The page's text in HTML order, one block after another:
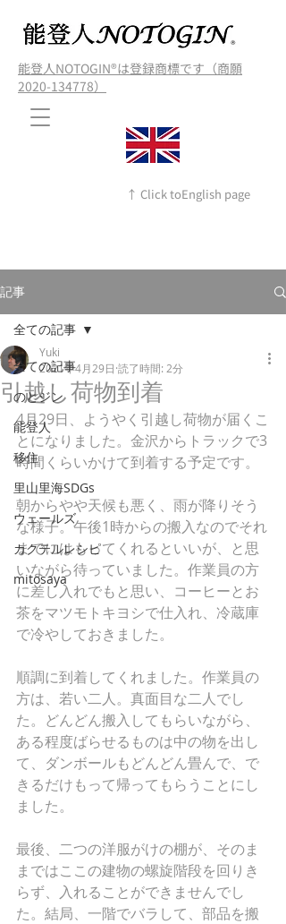
能登人NOTOGIN®️は登録商標です（商願
2020-134778）
↑ Click toEnglish page
記事
全ての記事
のとジン
能登人
移住
里山里海SDGs
ウェールズ
カクテルレシピ
mitosaya
全ての記事
引越し荷物到着
Yuki
2021年4月29日 読了時間: 2分
4月29日、ようやく引越し荷物が届くこ
とになりました。金沢からトラックで3
時間くらいかけて到着する予定です。
朝からやや天候も悪く、雨が降りそう
な様子。午後1時からの搬入なのでそれ
までにはもってくれるといいが、と思
いながら待っていました。作業員の方
に差し入れでもと思い、コーヒーとお
茶をマツモトキヨシで仕入れ、冷蔵庫
で冷やしておきました。
順調に到着してくれました。作業員の
方は、若い二人。真面目な二人でし
た。どんどん搬入してもらいながら、
ある程度ばらせるものは中の物を出し
て、ダンボールもどんどん畳んで、で
きるだけもって帰ってもらうことにし
ました。
最後、二つの洋服がけの棚が、そのま
まではここの建物の螺旋階段を回りき
らず、入れることができませんでし
た。結局、一階でバラして、部品を搬